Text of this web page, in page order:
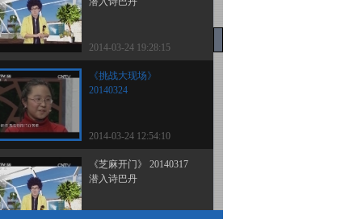
2014-03-24 19:28:15
《挑战大现场》
20140324
2014-03-24 12:54:10
《芝麻开门》 20140317
潜入诗巴丹